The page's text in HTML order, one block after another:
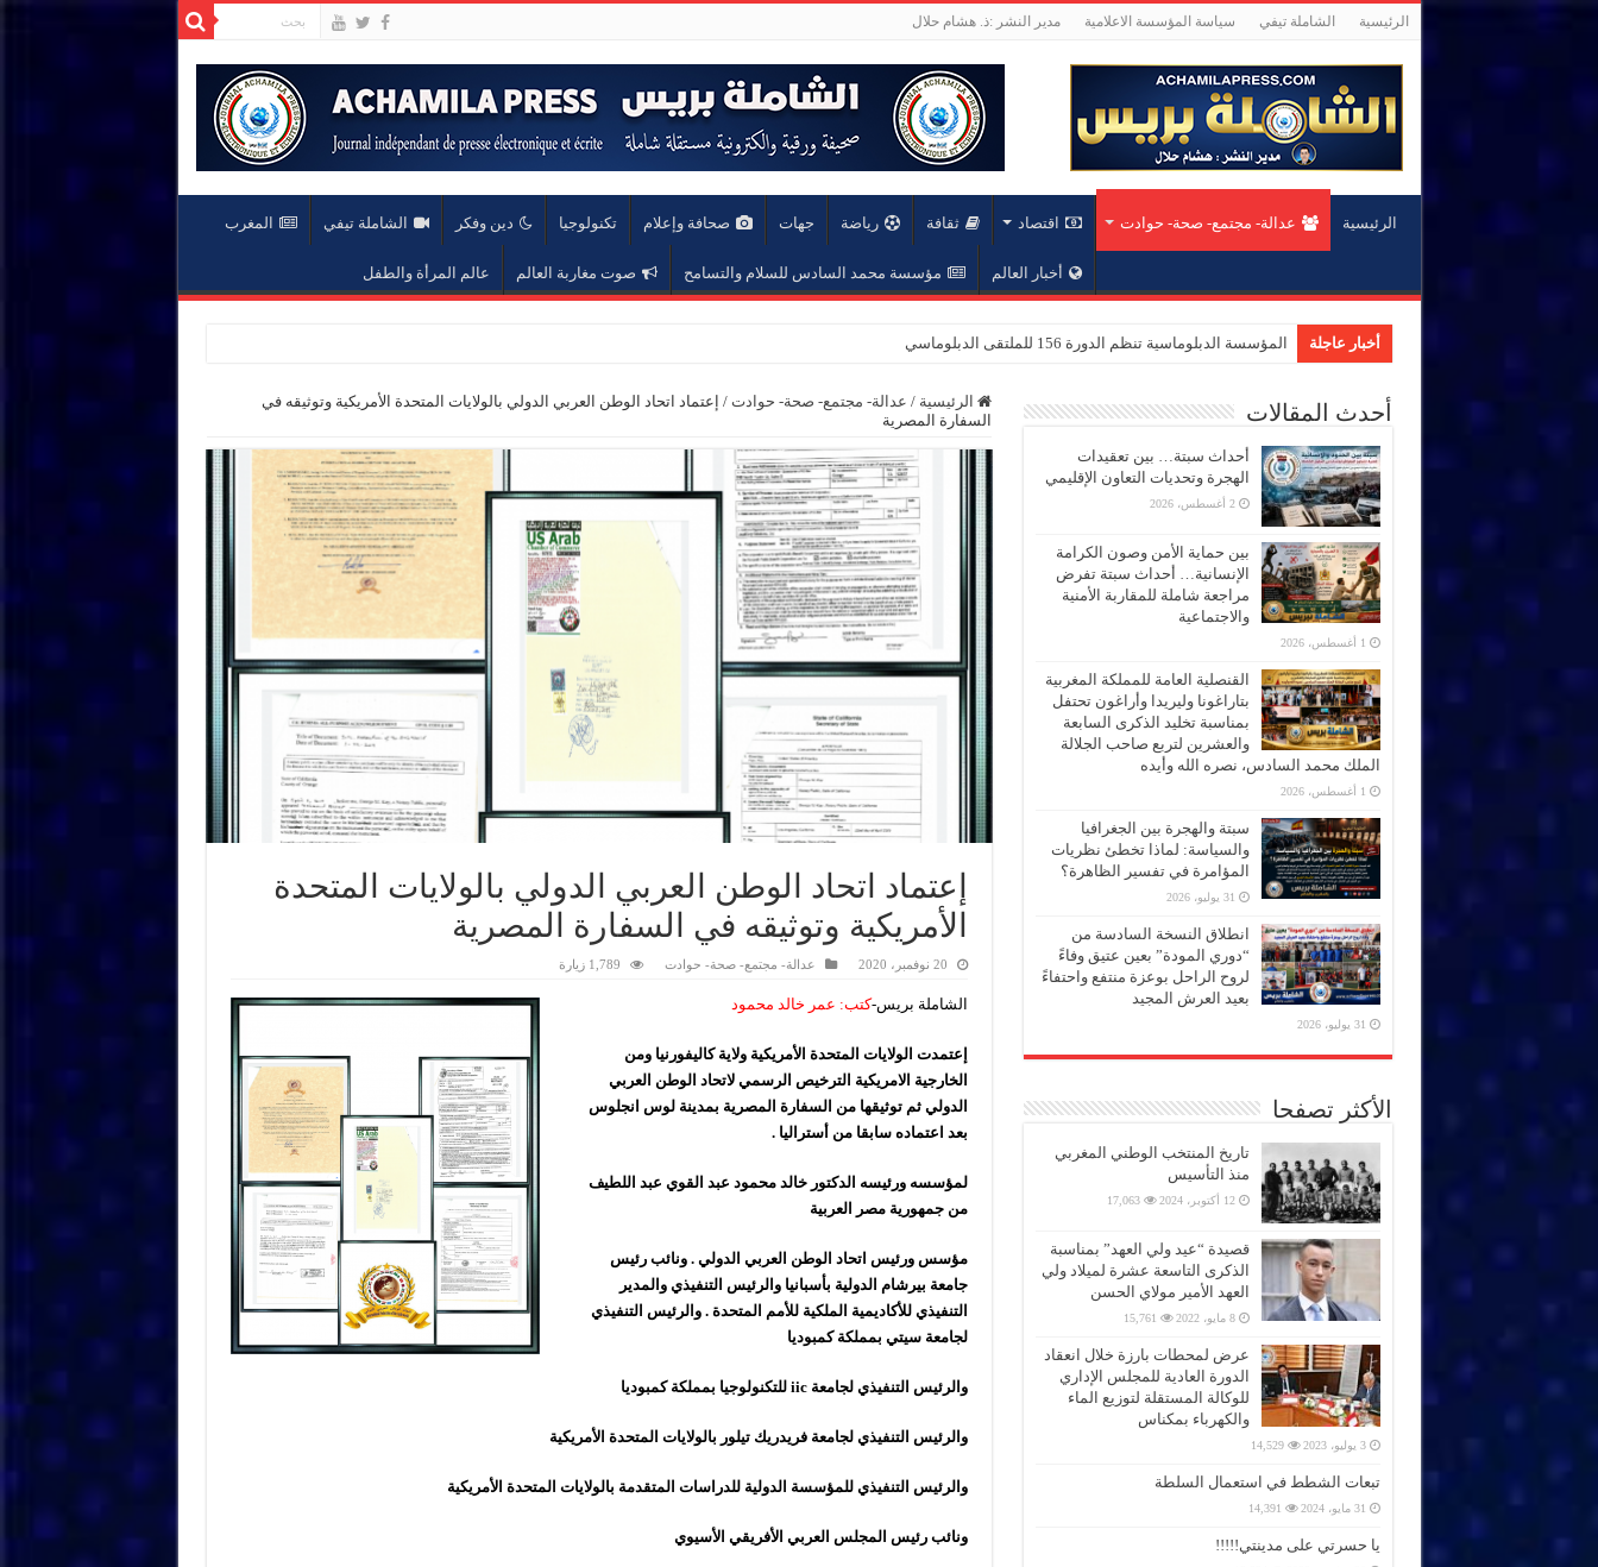
الرئيسية الشاملة تيفي سياسة المؤسسة الاعلامية مدير النشر :ذ. هشام حلال
الرئيسية عدالة- مجتمع- صحة- حوادت اقتصاد ثقافة رياضة جهات صحافة وإعلام تكنولوجيا دين وفكر الشاملة تيفي المغرب
أخبار العالم مؤسسة محمد السادس للسلام والتسامح صوت مغاربة العالم عالم المرأة والطفل
أخبار عاجلة المؤسسة الدبلوماسية تنظم الدورة 156 للملتقى الدبلوماسي بحضور 40 دولة وحزب الاستقلال ضيف الشرف
الرئيسية / عدالة- مجتمع- صحة- حوادت / إعتماد اتحاد الوطن العربي الدولي بالولايات المتحدة الأمريكية وتوثيقه في
السفارة المصرية
إعتماد اتحاد الوطن العربي الدولي بالولايات المتحدة
الأمريكية وتوثيقه في السفارة المصرية
20 نوفمبر، 2020 عدالة- مجتمع- صحة- حوادت 1,789 زيارة
الشاملة بريس-كتب: عمر خالد محمود
إعتمدت الولايات المتحدة الأمريكية ولاية كاليفورنيا ومن
الخارجية الامريكية الترخيص الرسمي لاتحاد الوطن العربي
الدولي ثم توثيقها من السفارة المصرية بمدينة لوس انجلوس
بعد اعتماده سابقا من أستراليا.
لمؤسسه ورئيسه الدكتور خالد محمود عبد القوي عبد اللطيف
من جمهورية مصر العربية
مؤسس ورئيس اتحاد الوطن العربي الدولي . ونائب رئيس
جامعة بيرشام الدولية بأسبانيا والرئيس التنفيذي والمدير
التنفيذي للأكاديمية الملكية للأمم المتحدة . والرئيس التنفيذي
لجامعة سيتي بمملكة كمبوديا
والرئيس التنفيذي لجامعة iic للتكنولوجيا بمملكة كمبوديا
والرئيس التنفيذي لجامعة فريدريك تيلور بالولايات المتحدة الأمريكية
والرئيس التنفيذي للمؤسسة الدولية للدراسات المتقدمة بالولايات المتحدة الأمريكية
ونائب رئيس المجلس العربي الأفريقي الأسيوي
أحدث المقالات
أحداث سبتة… بين تعقيدات
الهجرة وتحديات التعاون الإقليمي
2 أغسطس، 2026
بين حماية الأمن وصون الكرامة
الإنسانية… أحداث سبتة تفرض
مراجعة شاملة للمقاربة الأمنية
والاجتماعية
1 أغسطس، 2026
القنصلية العامة للمملكة المغربية
بتاراغونا وليريدا وأراغون تحتفل
بمناسبة تخليد الذكرى السابعة
والعشرين لتربع صاحب الجلالة
الملك محمد السادس، نصره الله وأيده
1 أغسطس، 2026
سبتة والهجرة بين الجغرافيا
والسياسة: لماذا تخطئ نظريات
المؤامرة في تفسير الظاهرة؟
31 يوليو، 2026
انطلاق النسخة السادسة من
“دوري المودة” بعين عتيق وفاءً
لروح الراحل بوعزة منتفع واحتفاءً
بعيد العرش المجيد
31 يوليو، 2026
الأكثر تصفحا
تاريخ المنتخب الوطني المغربي
منذ التأسيس
12 أكتوبر، 2024 17,063
قصيدة “عيد ولي العهد” بمناسبة
الذكرى التاسعة عشرة لميلاد ولي
العهد الأمير مولاي الحسن
8 مايو، 2022 15,761
عرض لمحطات بارزة خلال انعقاد
الدورة العادية للمجلس الإداري
للوكالة المستقلة لتوزيع الماء
والكهرباء بمكناس
3 يوليو، 2023 14,529
تبعات الشطط في استعمال السلطة
31 مايو، 2024 14,391
يا حسرتي على مدينتي!!!!!